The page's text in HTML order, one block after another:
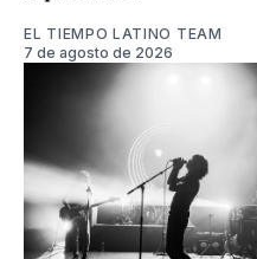
EL TIEMPO LATINO TEAM
7 de agosto de 2026